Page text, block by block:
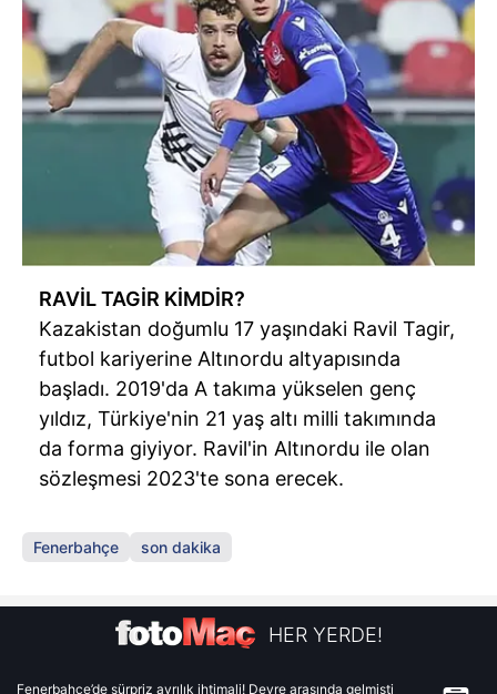
RAVİL TAGİR KİMDİR?
Kazakistan doğumlu 17 yaşındaki Ravil Tagir,
futbol kariyerine Altınordu altyapısında
başladı. 2019'da A takıma yükselen genç
yıldız, Türkiye'nin 21 yaş altı milli takımında
da forma giyiyor. Ravil'in Altınordu ile olan
sözleşmesi 2023'te sona erecek.
Fenerbahçe son dakika
HER YERDE!
Fenerbahçe’de sürpriz ayrılık ihtimali! Devre arasında gelmişti